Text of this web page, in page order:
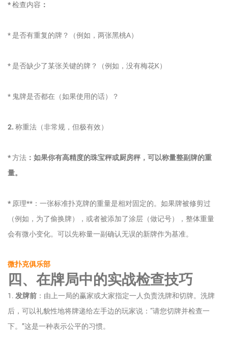
*检查内容 ：
* 是否有重复的牌？（例如，两张黑桃A）
* 是否缺少了某张关键的牌？（例如，没有梅花K）
* 鬼牌是否都在（如果使用的话）？
2. 称重法（非常规，但极有效）
*方法 ：如果你有高精度的珠宝秤或厨房秤，可以称量整副牌的重
量。
* 原理**：一张标准扑克牌的重量是相对固定的。如果牌被修剪过
（例如，为了偷换牌），或者被添加了涂层（做记号），整体重量
会有微小变化。可以先称量一副确认无误的新牌作为基准。
微扑克俱乐部
四、在牌局中的实战检查技巧
1. 发牌前 ：由上一局的赢家或大家指定一人负责洗牌和切牌。洗牌
后，可以礼貌性地将牌递给左手边的玩家说：“请您切牌并检查一
下。”这是一种表示公平的习惯。